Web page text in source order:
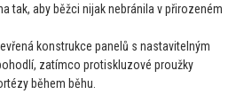
tak, aby běžci nijak nebránila v přirozeném
konstrukce panelů s nastavitelným
zatímco protiskluzové proužky
během běhu.